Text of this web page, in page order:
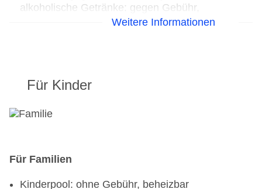
alkoholische Getränke: gegen Gebühr,
ausgewählte internationale alkoholische
Restaurants: 3
landestypisch, Diätküche: ohne Gebühr, Anfrage
Gebühr, Anfrage notwendig, vegetarische
vegane Gerichte: ohne Gebühr, Anfrage
Weitere Informationen
Für Kinder
Für Familien
Kinderpool: ohne Gebühr, beheizbar